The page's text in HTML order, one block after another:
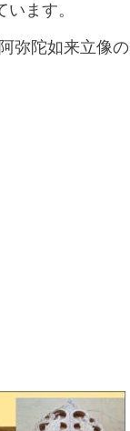
ます。
弥陀如来立像